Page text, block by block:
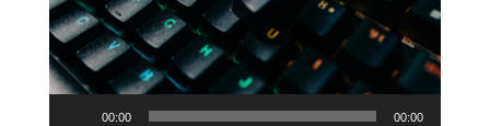
Reproductor
00:00 00:00